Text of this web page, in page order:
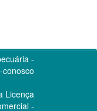
-
conosco
Licença
-